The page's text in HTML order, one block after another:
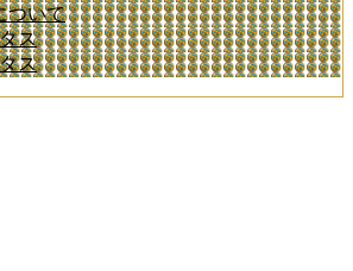
ついて
ス
ス